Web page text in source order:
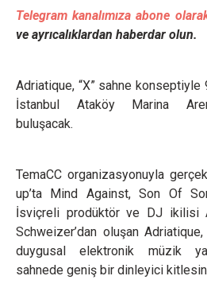
Telegram kanalımıza abone
ve ayrıcalıklardan haberdar olun.
Adriatique, “X” sahne konseptiyle
İstanbul Ataköy Marina
buluşacak.
TemaCC organizasyonuyla
up’ta Mind Against, Son Of
İsviçreli prodüktör ve DJ ikilisi
Schweizer’dan oluşan
duygusal elektronik müzik
sahnede geniş bir dinleyici